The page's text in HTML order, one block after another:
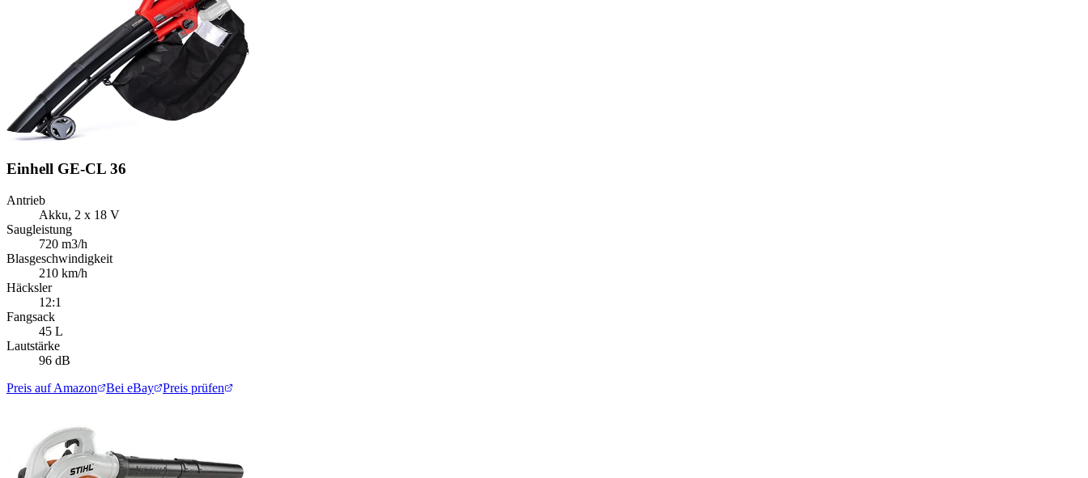
Einhell GE-CL 36
Antrieb
Akku, 2 x 18 V
Saugleistung
720 m3/h
Blasgeschwindigkeit
210 km/h
Häcksler
12:1
Fangsack
45 L
Lautstärke
96 dB
Preis auf Amazon
Bei eBay Preis prüfen